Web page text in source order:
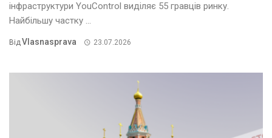
інфраструктури YouControl виділяє 55 гравців ринку.
Найбільшу частку ...
ВідVlasnasprava 23.07.2026